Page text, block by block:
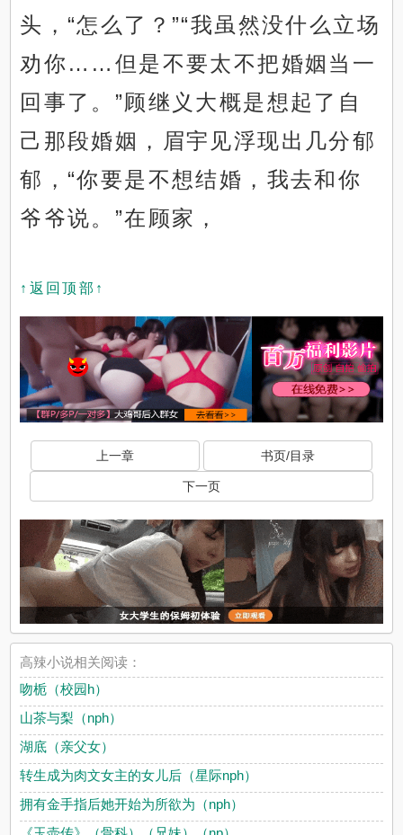
头，“怎么了？”“我虽然没什么立场
劝你……但是不要太不把婚姻当一
回事了。”顾继义大概是想起了自
己那段婚姻，眉宇见浮现出几分郁
郁，“你要是不想结婚，我去和你
爷爷说。”在顾家，
↑返回顶部↑
上一章 书页/目录
下一页
高辣小说相关阅读：
吻栀（校园h）
山茶与梨（nph）
湖底（亲父女）
转生成为肉文女主的女儿后（星际nph）
拥有金手指后她开始为所欲为（nph）